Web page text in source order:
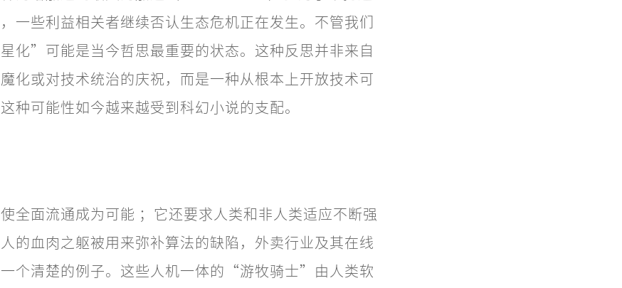
一些利益相关者继续否认生态危机正在发生。不管我们
化”可能是当今哲思最重要的状态。这种反思并非来自
化或对技术统治的庆祝，而是一种从根本上开放技术可
种可能性如今越来越受到科幻小说的支配。
全面流通成为可能 ；它还要求人类和非人类适应不断强
的血肉之躯被用来弥补算法的缺陷，外卖行业及其在线
个清楚的例子。这些人机一体的“游牧骑士”由人类软